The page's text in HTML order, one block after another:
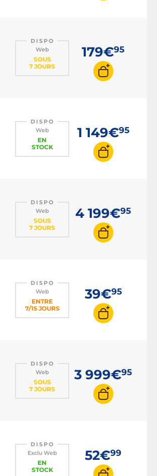
DISPO
Web
SOUS
7 JOURS
179€95
DISPO
Web
EN
STOCK
1 149€95
DISPO
Web
SOUS
7 JOURS
4 199€95
DISPO
Web
ENTRE
7/15 JOURS
39€95
DISPO
Web
SOUS
7 JOURS
3 999€95
DISPO
Exclu Web
EN
STOCK
52€99